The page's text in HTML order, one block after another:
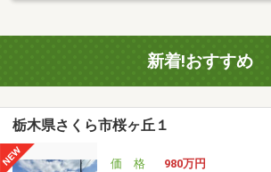
新着!おすすめ
栃木県さくら市桜ヶ丘１
価 格
980万円